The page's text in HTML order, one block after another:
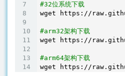
#32位系统下载
wget https://
#arm32架构下载
wget https://
#arm64架构下载